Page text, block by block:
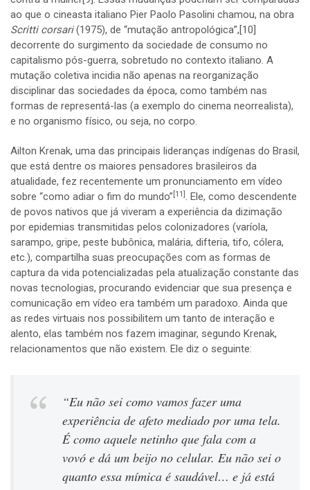
ao que o cineasta italiano Pier Paolo Pasolini chamou, na obra
Scritti corsari(1975), de “mutação antropológica”,[10]
decorrente do surgimento da sociedade de consumo no
capitalismo pós-guerra, sobretudo no contexto italiano. A
mutação coletiva incidia não apenas na reorganização
disciplinar das sociedades da época, como também nas
formas de representá-las (a exemplo do cinema neorrealista),
e no organismo físico, ou seja, no corpo.
Ailton Krenak, uma das principais lideranças indígenas do Brasil,
que está dentre os maiores pensadores brasileiros da
atualidade, fez recentemente um pronunciamento em vídeo
sobre “como adiar o fim do mundo” [11]. Ele, como descendente
de povos nativos que já viveram a experiência da dizimação
por epidemias transmitidas pelos colonizadores (varíola,
sarampo, gripe, peste bubônica, malária, difteria, tifo, cólera,
etc.), compartilha suas preocupações com as formas de
captura da vida potencializadas pela atualização constante das
novas tecnologias, procurando evidenciar que sua presença e
comunicação em vídeo era também um paradoxo. Ainda que
as redes virtuais nos possibilitem um tanto de interação e
alento, elas também nos fazem imaginar, segundo Krenak,
relacionamentos que não existem. Ele diz o seguinte:
“Eu não sei como vamos fazer uma
experiência de afeto mediado por uma tela.
É como aquele netinho que fala com a
vovó e dá um beijo no celular. Eu não sei o
quanto essa mímica é saudável… e já está